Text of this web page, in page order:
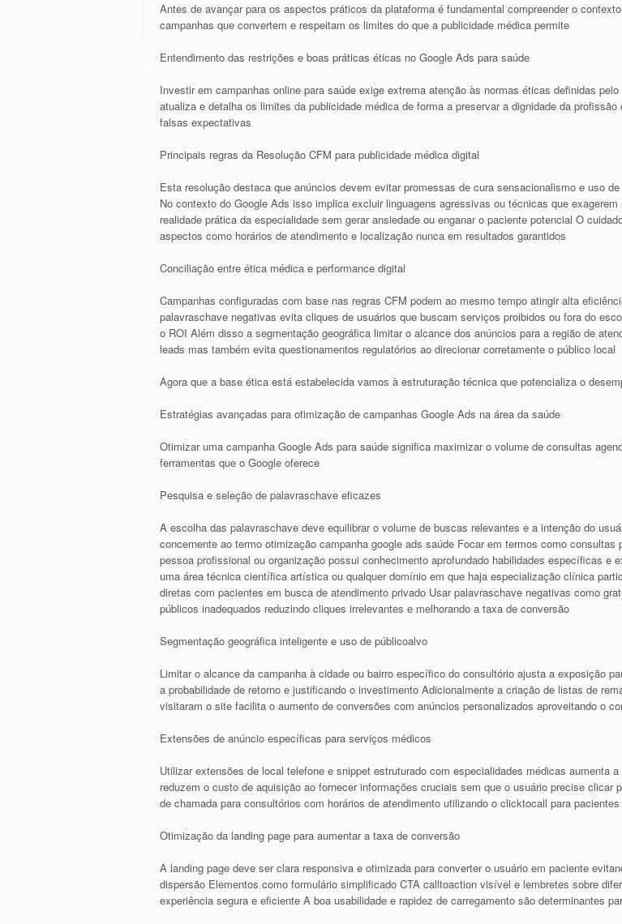
Antes de avançar para os aspectos práticos da plataforma é fundamental compreender o
campanhas que convertem e respeitam os limites do que a publicidade médica permite
Entendimento das restrições e boas práticas éticas no Google Ads para saúde
Investir em campanhas online para saúde exige extrema atenção às normas éticas definidas
atualiza e detalha os limites da publicidade médica de forma a preservar a dignidade da
falsas expectativas
Principais regras da Resolução CFM para publicidade médica digital
Esta resolução destaca que anúncios devem evitar promessas de cura sensacionalismo e uso
No contexto do Google Ads isso implica excluir linguagens agressivas ou técnicas que
realidade prática da especialidade sem gerar ansiedade ou enganar o paciente potencial O
aspectos como horários de atendimento e localização nunca em resultados garantidos
Conciliação entre ética médica e performance digital
Campanhas configuradas com base nas regras CFM podem ao mesmo tempo atingir alta
palavraschave negativas evita cliques de usuários que buscam serviços proibidos ou fora do
o ROI Além disso a segmentação geográfica limitar o alcance dos anúncios para a região de
leads mas também evita questionamentos regulatórios ao direcionar corretamente o público local
Agora que a base ética está estabelecida vamos à estruturação técnica que potencializa o
Estratégias avançadas para otimização de campanhas Google Ads na área da saúde
Otimizar uma campanha Google Ads para saúde significa maximizar o volume de consultas
ferramentas que o Google oferece
Pesquisa e seleção de palavraschave eficazes
A escolha das palavraschave deve equilibrar o volume de buscas relevantes e a intenção do
concernente ao termo otimização campanha google ads saúde Focar em termos como
pessoa profissional ou organização possui conhecimento aprofundado habilidades específicas e
uma área técnica científica artística ou qualquer domínio em que haja especialização clínica
diretas com pacientes em busca de atendimento privado Usar palavraschave negativas como
públicos inadequados reduzindo cliques irrelevantes e melhorando a taxa de conversão
Segmentação geográfica inteligente e uso de públicoalvo
Limitar o alcance da campanha à cidade ou bairro específico do consultório ajusta a exposição
a probabilidade de retorno e justificando o investimento Adicionalmente a criação de listas de
visitaram o site facilita o aumento de conversões com anúncios personalizados aproveitando o
Extensões de anúncio específicas para serviços médicos
Utilizar extensões de local telefone e snippet estruturado com especialidades médicas aumenta
reduzem o custo de aquisição ao fornecer informações cruciais sem que o usuário precise clicar
de chamada para consultórios com horários de atendimento utilizando o clicktocall para
Otimização da landing page para aumentar a taxa de conversão
A landing page deve ser clara responsiva e otimizada para converter o usuário em paciente
dispersão Elementos como formulário simplificado CTA calltoaction visível e lembretes sobre
experiência segura e eficiente A boa usabilidade e rapidez de carregamento são determinantes